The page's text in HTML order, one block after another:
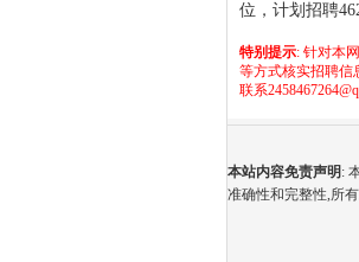
位，计划招聘
特别提示: 针对本
等方式核实招聘信
联系
本站内容免责声明 :
准确性和完整性,所